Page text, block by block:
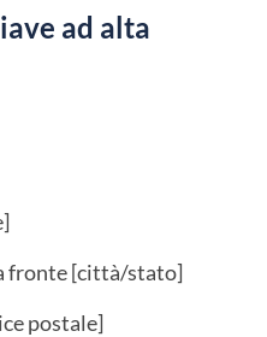
ad alta
fronte [città/stato]
postale]